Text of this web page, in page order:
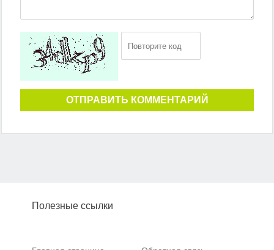
ОТПРАВИТЬ КОММЕНТАРИЙ
Полезные ссылки